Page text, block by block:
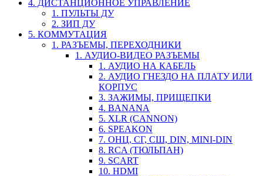
4. ДИСТАНЦИОННОЕ УПРАВЛЕНИЕ
1. ПУЛЬТЫ ДУ
2. ЗИП ДУ
5. КОММУТАЦИЯ
1. РАЗЪЕМЫ, ПЕРЕХОДНИКИ
1. АУДИО-ВИДЕО РАЗЪЕМЫ
1. АУДИО НА КАБЕЛЬ
2. АУДИО ГНЕЗДО НА ПЛАТУ ИЛИ
КОРПУС
3. ЗАЖИМЫ, ПРИЩЕПКИ
4. BANANA
5. XLR (CANNON)
6. SPEAKON
7. ОНЦ, СГ, СШ, DIN, MINI-DIN
8. RCA (ТЮЛЬПАН)
9. SCART
10. HDMI